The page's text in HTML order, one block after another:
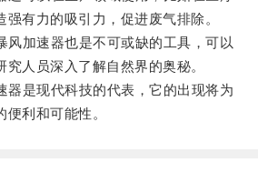
有力的吸引力，促进废气排除。
加速器也是不可或缺的工具，可以
人员深入了解自然界的奥秘。
是现代科技的代表，它的出现将为
便利和可能性。